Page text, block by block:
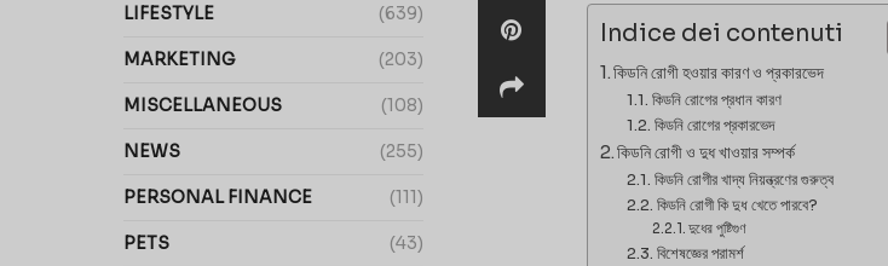
Indice dei contenuti
কিডনি রোগী হওয়ার কারণ ও প্রকারভেদ
কিডনি রোগের প্রধান কারণ
কিডনি রোগের প্রকারভেদ
কিডনি রোগী ও দুধ খাওয়ার সম্পর্ক
কিডনি রোগীর খাদ্য নিয়ন্ত্রণের গুরুত্ব
কিডনি রোগী কি দুধ খেতে পারবে?
দুধের পুষ্টিগুণ
বিশেষজ্ঞের পরামর্শ
LIFESTYLE (639)
MARKETING (203)
MISCELLANEOUS (108)
NEWS (255)
PERSONAL FINANCE (111)
PETS (43)